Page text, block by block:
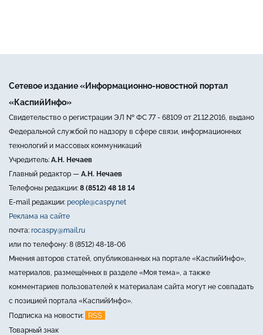
Сетевое издание «Информационно-новостной портал
«КаспийИнфо»
Свидетельство о регистрации ЭЛ № ФС 77 - 68109 от 21.12.2016, выдано
Федеральной службой по надзору в сфере связи, информационных
технологий и массовых коммуникаций
Учредитель: А.Н. Нечаев
Главный редактор — А.Н. Нечаев
Телефоны редакции: 8 (8512) 48 18 14
E-mail редакции: people@caspy.net
Реклама на сайте
почта: rocaspy@mail.ru
или по телефону: 8 (8512) 48-18-06
Мнения авторов статей, опубликованных на портале «КаспийИнфо»,
материалов, размещённых в разделе «Моя тема», а также
комментариев пользователей к материалам сайта могут не совпадать
с позицией портала «КаспийИнфо».
Подписка на новости:
RSS
Товарный знак